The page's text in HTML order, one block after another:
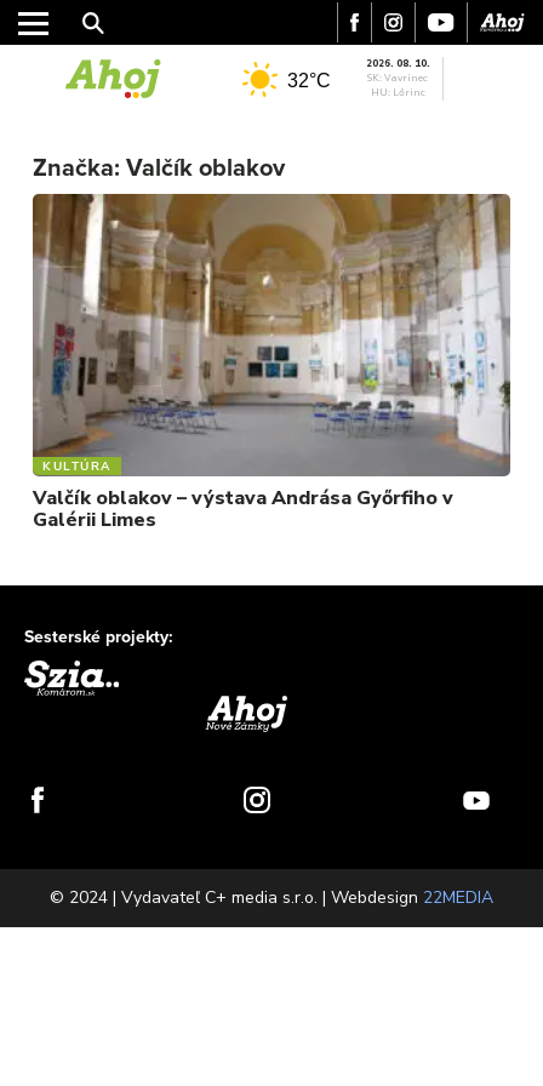
REGIÓN
ŠPORT
KULTÚRA
FOTKY
VIDEO
MIX
32°C
2026. 08. 10.
SK: Vavrinec
HU: Lőrinc
Značka: Valčík oblakov
KULTÚRA
Valčík oblakov – výstava Andrása Győrfiho v
Galérii Limes
Sesterské projekty:
© 2024 | Vydavateľ C+ media s.r.o. | Webdesign 22MEDIA